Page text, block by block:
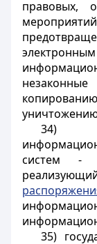
правовых,
34)
систем -
35)